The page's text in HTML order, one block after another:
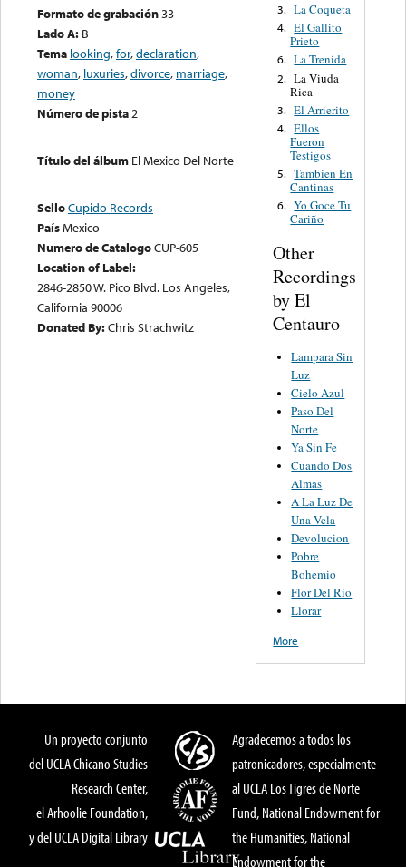
Formato de grabación33
Lado A: B
Tema looking,for,declaration,
woman, luxuries,divorce, marriage,
money
Número de pista2
Título del álbum El Mexico Del Norte
SelloCupido Records
PaísMexico
Numero de CatalogoCUP-605
Location of Label:
2846-2850 W. Pico Blvd. Los Angeles,
California 90006
Donated By:Chris Strachwitz
3. La Coqueta
4. El Gallito
Prieto
6. La Trenida
2. La Viuda
Rica
3. El Arrierito
4. Ellos
Fueron
Testigos
5. Tambien En
Cantinas
6. Yo Goce Tu
Cariño
Other
Recordings
by El
Centauro
Lampara Sin
Luz
Cielo Azul
Paso Del
Norte
Ya Sin Fe
Cuando Dos
Almas
A La Luz De
Una Vela
Devolucion
Pobre
Bohemio
Flor Del Rio
Llorar
More
Un proyecto conjunto
del UCLA Chicano Studies
Research Center,
el Arhoolie Foundation,
y del UCLA Digital Library
Agradecemos a todos los
patronicadores, especialmente
al UCLA Los Tigres de Norte
Fund, National Endowment for
the Humanities, National
Endowment for the